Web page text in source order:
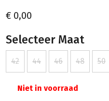
€ 0,00
Selecteer Maat
42 44 46 48 50
Niet in voorraad